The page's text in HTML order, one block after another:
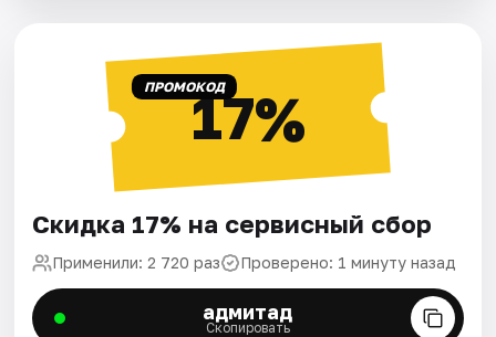
ПРОМОКОД17%
Скидка 17% на сервисный сбор
Применили: 2 720 раз Проверено: 1 минуту назад
адмитад
Скопировать